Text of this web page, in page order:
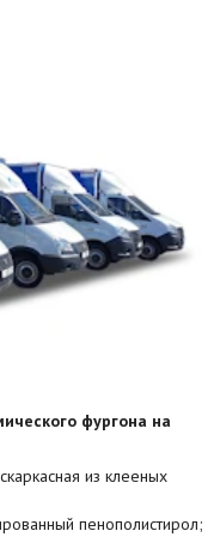
фургона на
из клееных
пенополистирол;